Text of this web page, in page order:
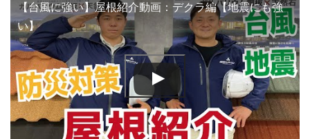
【台風に強い】屋根紹介動画：デクラ編【地震にも強
い】